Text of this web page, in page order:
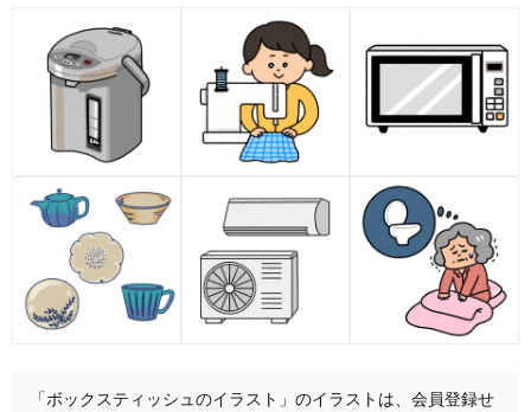
「ボックスティッシュのイラスト」のイラストは、会員登録せ